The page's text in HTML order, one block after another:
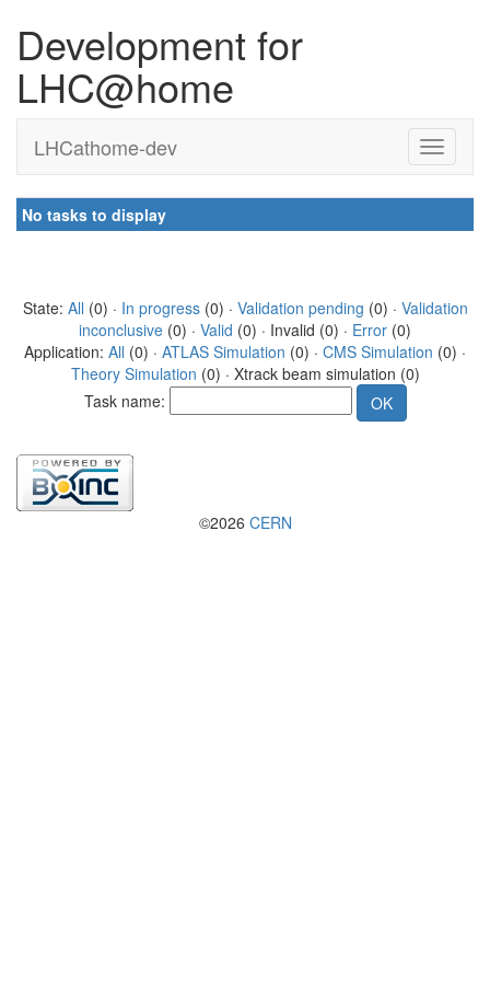
Development for
LHC@home
LHCathome-dev
No tasks to display
State: All (0) · In progress(0) · Validation pending (0) · Validation
inconclusive (0) · Valid (0) · Invalid (0) · Error (0)
Application: All (0) · ATLAS Simulation (0) · CMS Simulation (0) ·
Theory Simulation (0) · Xtrack beam simulation (0)
Task name:
©2026 CERN